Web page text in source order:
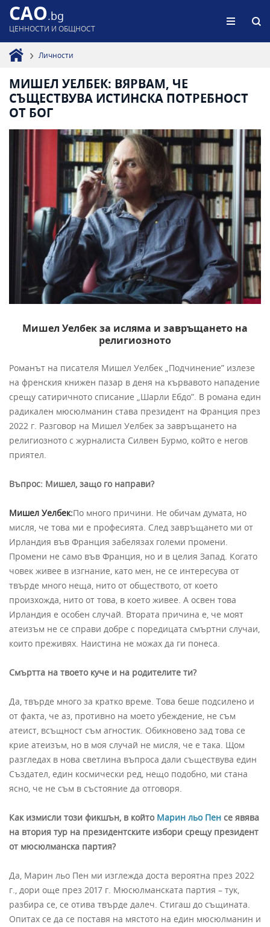
CAO.bg
ЦЕННОСТИ И ОБЩНОСТ
Личности
МИШЕЛ УЕЛБЕК: ВЯРВАМ, ЧЕ
СЪЩЕСТВУВА ИСТИНСКА ПОТРЕБНОСТ
ОТ БОГ
Мишел Уелбек за исляма и завръщането на
религиозното
Романът на писателя Мишел Уелбек „Подчинение” излезе
на френския книжен пазар в деня на кървавото нападение
срещу сатиричното списание „Шарли Ебдо”. В романа един
радикален мюсюлманин става президент на Франция през
2022 г. Разговор на Мишел Уелбек за завръщането на
религиозното с журналиста Силвен Бурмо, който е негов
приятел.
Въпрос: Мишел, защо го направи?
Мишел Уелбек:По много причини. Не обичам думата, но
мисля, че това ми е професията. След завръщането ми от
Ирландия във Франция забелязах големи промени.
Промени не само във Франция, но и в целия Запад. Когато
човек живее в изгнание, като мен, не се интересува от
твърде много неща, нито от обществото, от което
произхожда, нито от това, в което живее. А освен това
Ирландия е особен случай. Втората причина е, че моят
атеизъм не се справи добре с поредицата смъртни случаи,
които преживях. Наистина не можах да ги понеса.
Смъртта на твоето куче и на родителите ти?
Да, твърде много за кратко време. Това беше подсилено и
от факта, че аз, противно на моето убеждение, не съм
атеист, всъщност съм агностик. Обикновено зад това се
крие атеизъм, но в моя случай не мисля, че е така. Щом
разгледах в нова светлина въпроса дали съществува един
Създател, един космически ред, нещо подобно, ми стана
ясно, че не съм в състояние да отговоря.
Как измисли този фикшън, в който Марин льо Пен се явява
на втория тур на президентските избори срещу президент
от мюсюлманска партия?
Да, Марин льо Пен ми изглежда доста вероятна през 2022
г., дори още през 2017 г. Мюсюлманската партия – тук,
разбира се, се отива твърде далеч. Стигаш до същината.
Опитах се да се поставя на мястото на един мюсюлманин и